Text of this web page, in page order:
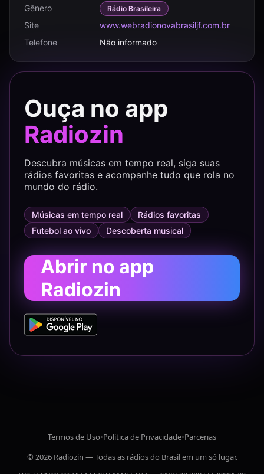
Gênero
Rádio Brasileira
Site
www.webradionovabrasiljf.com.br
Telefone
Não informado
Ouça no app
Radiozin
Descubra músicas em tempo real, siga suas
rádios favoritas e acompanhe tudo que rola no
mundo do rádio.
Músicas em tempo real
Rádios favoritas
Futebol ao vivo
Descoberta musical
Abrir no app
Radiozin
Termos de Uso•Política de Privacidade•Parcerias
© 2026 Radiozin — Todas as rádios do Brasil em um só lugar.